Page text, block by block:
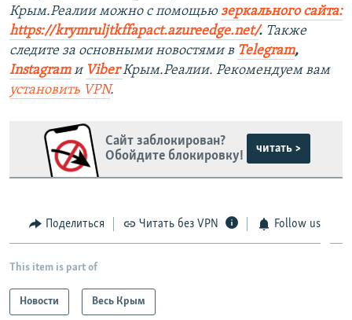
Крым.Реалии можно с помощью зеркального сайта:
https://krymruljtkffapact.azureedge.net/. Также
следите за основными новостями в Telegram,
Instagramи ViberКрым.Реалии. Рекомендуем вам
установить VPN.
Сайт заблокирован?
Обойдите блокировку!
читать >
Поделиться Читать без VPN Follow us
This item is part of
Новости Весь Крым